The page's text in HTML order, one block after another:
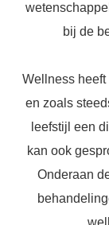
bij de
Wellness heeft
en zoals
leefstijl een
kan ook
Onderaan